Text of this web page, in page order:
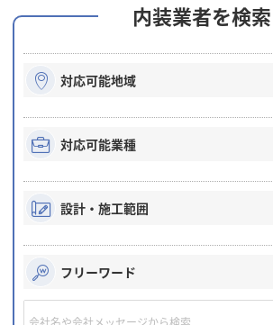
内装業者を検索
対応可能地域
対応可能業種
設計・施工範囲
フリーワード